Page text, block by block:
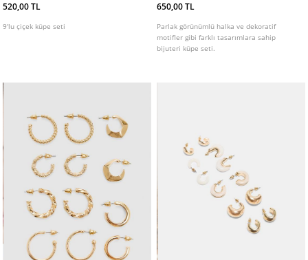
520,00 TL
9'lu çiçek küpe seti
650,00 TL
Parlak görünümlü halka ve dekoratif
motifler gibi farklı tasarımlara sahip
bijuteri küpe seti.